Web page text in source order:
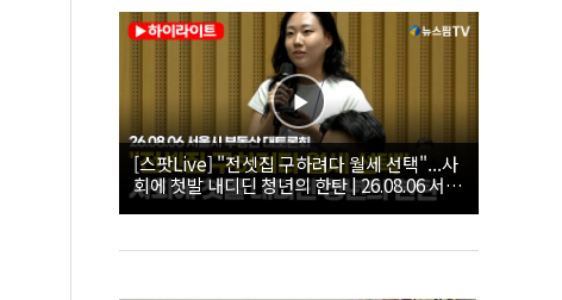
[스팟Live] "전셋집 구하려다 월세 선택"...사
회에 첫발 내디딘 청년의 한탄 | 26.08.06 서울
시 부동산 대토론회